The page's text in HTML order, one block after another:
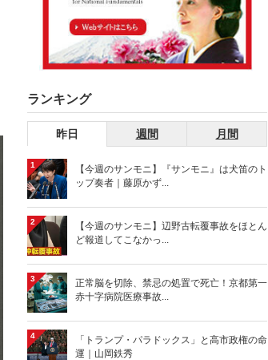
ランキング
昨日 週間 月間
1
【今週のサンモニ】『サンモニ』は犬笛のト
ップ奏者｜藤原かず...
2
【今週のサンモニ】辺野古転覆事故をほとん
ど報道してこなかっ...
3
正常脳を切除、禁忌の処置で死亡！京都第一
赤十字病院医療事故...
4
「トランプ・パラドックス」と高市政権の命
運｜山岡鉄秀